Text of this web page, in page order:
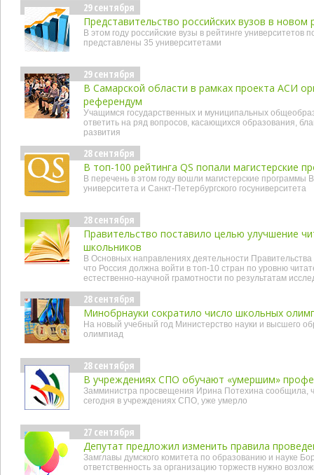
29 сентября
Представительство российских вузов в новом
В этом году российские вузы в рейтинге университетов
представлены 35 университетами
29 сентября
В Самарской области в рамках проекта АСИ
референдум
Учащимся государственных и муниципальных
ответить на ряд вопросов, касающихся образования,
развития
28 сентября
В топ-100 рейтинга QS попали магистерские
В перечень в этом году вошли магистерские программы
университета и Санкт-Петербургского госуниверситета
28 сентября
Правительство поставило целью улучшение
школьников
В Основных направлениях деятельности
что Россия должна войти в топ-10 стран по уровню
естественно-научной грамотности по результатам
28 сентября
Минобрнауки сократило число школьных
На новый учебный год Министерство науки и высшего
олимпиад
28 сентября
В учреждениях СПО обучают «умершим»
Замминистра просвещения Ирина Потехина сообщила,
сегодня в учреждениях СПО, уже умерло
27 сентября
Депутат предложил изменить правила
Замглавы думского комитета по образованию и науке
ответственность за организацию торжеств нужно